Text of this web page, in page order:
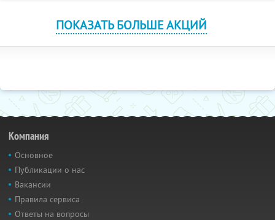
ПОКАЗАТЬ БОЛЬШЕ АКЦИЙ
Компания
Основное
Публикации о нас
Вакансии
Правила сервиса
Ответы на вопросы